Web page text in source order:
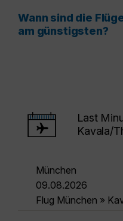
Wann sind die
am günstigsten?
Last
Kavala/
München
09.08.2026
Flug München »